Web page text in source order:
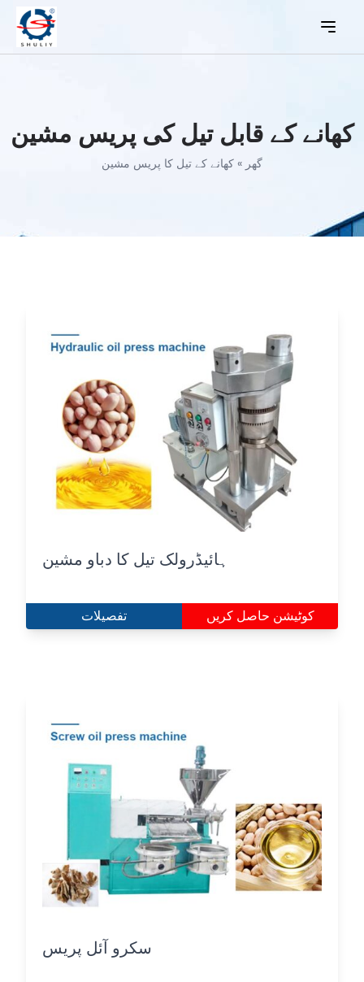
کھانے کے قابل تیل کی پریس مشین
گھر » کھانے کے تیل کا پریس مشین
ہائیڈرولک تیل کا دباو مشین
تفصیلات کوٹیشن حاصل کریں
سکرو آئل پریس